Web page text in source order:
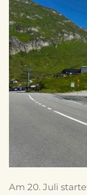
Am 20. Juli